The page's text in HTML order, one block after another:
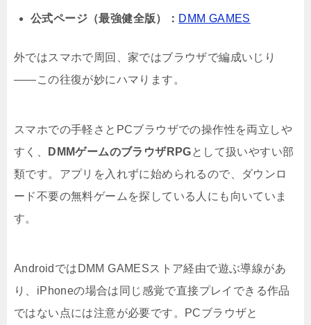
公式ページ（最強健全版）： DMM GAMES
外ではスマホで周回、家ではブラウザで編成いじり
――この往復が妙にハマります。
スマホでの手軽さとPCブラウザでの操作性を両立しや
すく、
DMMゲームのブラウザRPGとして扱いやすい部
類です。アプリを入れずに始められるので、ダウンロ
ード不要の無料ゲームを探している人にも向いていま
す。
AndroidではDMM GAMESストア経由で遊ぶ導線があ
り、iPhoneの場合は同じ感覚で直接プレイできる作品
ではない点には注意が必要です。PCブラウザと